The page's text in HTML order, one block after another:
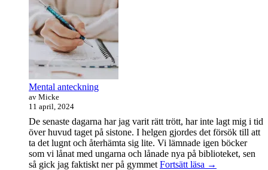
Mental anteckning
av Micke
11 april, 2024
De senaste dagarna har jag varit rätt trött, har inte lagt mig i tid
över huvud taget på sistone. I helgen gjordes det försök till att
ta det lugnt och återhämta sig lite. Vi lämnade igen böcker
som vi lånat med ungarna och lånade nya på biblioteket, sen
så gick jag faktiskt ner på gymmet Fortsätt läsa Mental
→